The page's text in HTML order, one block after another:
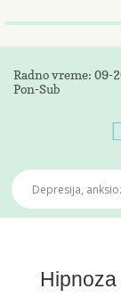
Radno vreme: 09-
Pon-Sub